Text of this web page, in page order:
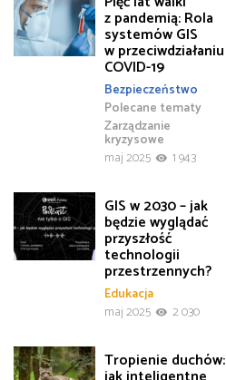
z pandemią: Rola
systemów GIS
w przeciwdziałaniu
COVID-19
Bezpieczeństwo
Polecane tematy
Zarządzanie
kryzysowe
maj 2025
1 943
GIS w 2030 – jak
będzie wyglądać
przyszłość
technologii
przestrzennych?
Edukacja
maj 2025
2 030
Tropienie duchów: